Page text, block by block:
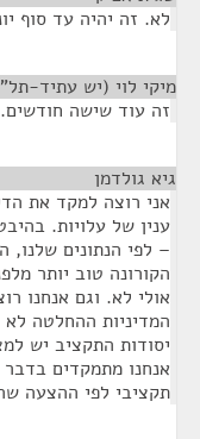
לא. זה יהיה עד סוף
מיקי לוי (יש עתיד-
זה עוד שישה
גיא גולדמן
אני רוצה למקד את
ענין של עלויות.
הקורונה טוב יותר
אולי לא. וגם אנחנו
המדיניות ההחלטה
יסודות התקציב יש
אנחנו מתמקדים
תקציבי לפי ההצעה